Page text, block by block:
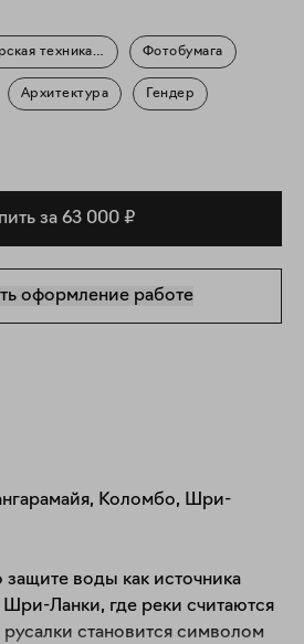
техника печатиФотобумага
Архитектура Гендер
за 63 000 ₽
оформление работе
Коломбо, Шри-
защите воды как источника
Ланки, где реки считаются
становится символом